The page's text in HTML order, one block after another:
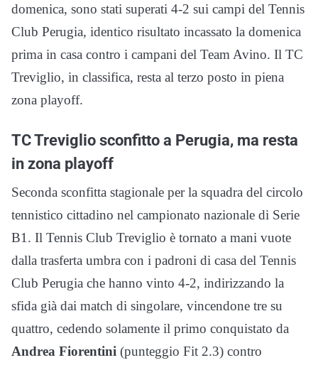
domenica, sono stati superati 4-2 sui campi del Tennis
Club Perugia, identico risultato incassato la domenica
prima in casa contro i campani del Team Avino. Il TC
Treviglio, in classifica, resta al terzo posto in piena
zona playoff.
TC Treviglio sconfitto a Perugia, ma resta
in zona playoff
Seconda sconfitta stagionale per la squadra del circolo
tennistico cittadino nel campionato nazionale di Serie
B1. Il Tennis Club Treviglio è tornato a mani vuote
dalla trasferta umbra con i padroni di casa del Tennis
Club Perugia che hanno vinto 4-2, indirizzando la
sfida già dai match di singolare, vincendone tre su
quattro, cedendo solamente il primo conquistato da
Andrea Fiorentini (punteggio Fit 2.3) contro